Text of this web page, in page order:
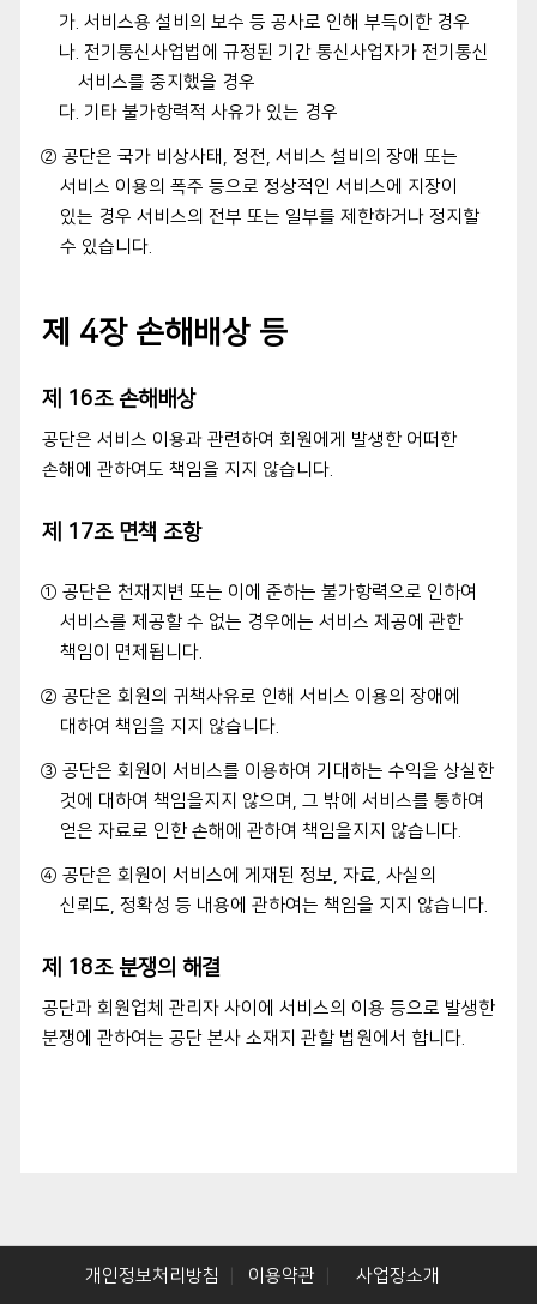
가. 서비스용 설비의 보수 등 공사로 인해 부득이한 경우
나. 전기통신사업법에 규정된 기간 통신사업자가 전기통신
서비스를 중지했을 경우
다. 기타 불가항력적 사유가 있는 경우
② 공단은 국가 비상사태, 정전, 서비스 설비의 장애 또는
서비스 이용의 폭주 등으로 정상적인 서비스에 지장이
있는 경우 서비스의 전부 또는 일부를 제한하거나 정지할
수 있습니다.
제 4장 손해배상 등
제 16조 손해배상
공단은 서비스 이용과 관련하여 회원에게 발생한 어떠한
손해에 관하여도 책임을 지지 않습니다.
제 17조 면책 조항
① 공단은 천재지변 또는 이에 준하는 불가항력으로 인하여
서비스를 제공할 수 없는 경우에는 서비스 제공에 관한
책임이 면제됩니다.
② 공단은 회원의 귀책사유로 인해 서비스 이용의 장애에
대하여 책임을 지지 않습니다.
③ 공단은 회원이 서비스를 이용하여 기대하는 수익을 상실한
것에 대하여 책임을지지 않으며, 그 밖에 서비스를 통하여
얻은 자료로 인한 손해에 관하여 책임을지지 않습니다.
④ 공단은 회원이 서비스에 게재된 정보, 자료, 사실의
신뢰도, 정확성 등 내용에 관하여는 책임을 지지 않습니다.
제 18조 분쟁의 해결
공단과 회원업체 관리자 사이에 서비스의 이용 등으로 발생한
분쟁에 관하여는 공단 본사 소재지 관할 법원에서 합니다.
개인정보처리방침 이용약관 사업장소개